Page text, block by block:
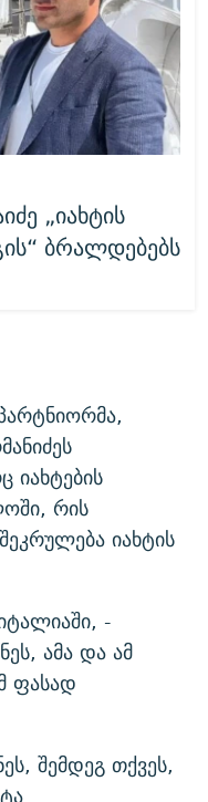
„იახტის
ბრალდებებს
იახტების
რის
იახტის
-
ამა და ამ
ფასად
შემდეგ თქვეს,